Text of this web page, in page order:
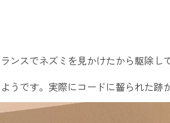
ンスでネズミを見かけたから駆除し
です。実際にコードに齧られた跡